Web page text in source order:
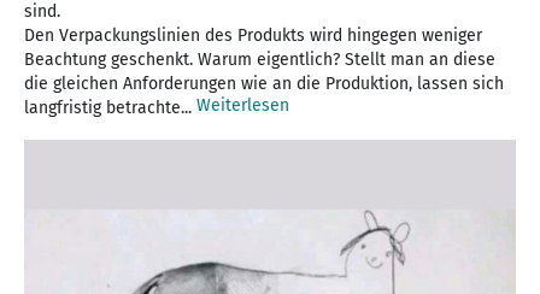
sind.
Den Verpackungslinien des Produkts wird hingegen weniger
Beachtung geschenkt. Warum eigentlich? Stellt man an diese
die gleichen Anforderungen wie an die Produktion, lassen sich
langfristig betrachte... Weiterlesen